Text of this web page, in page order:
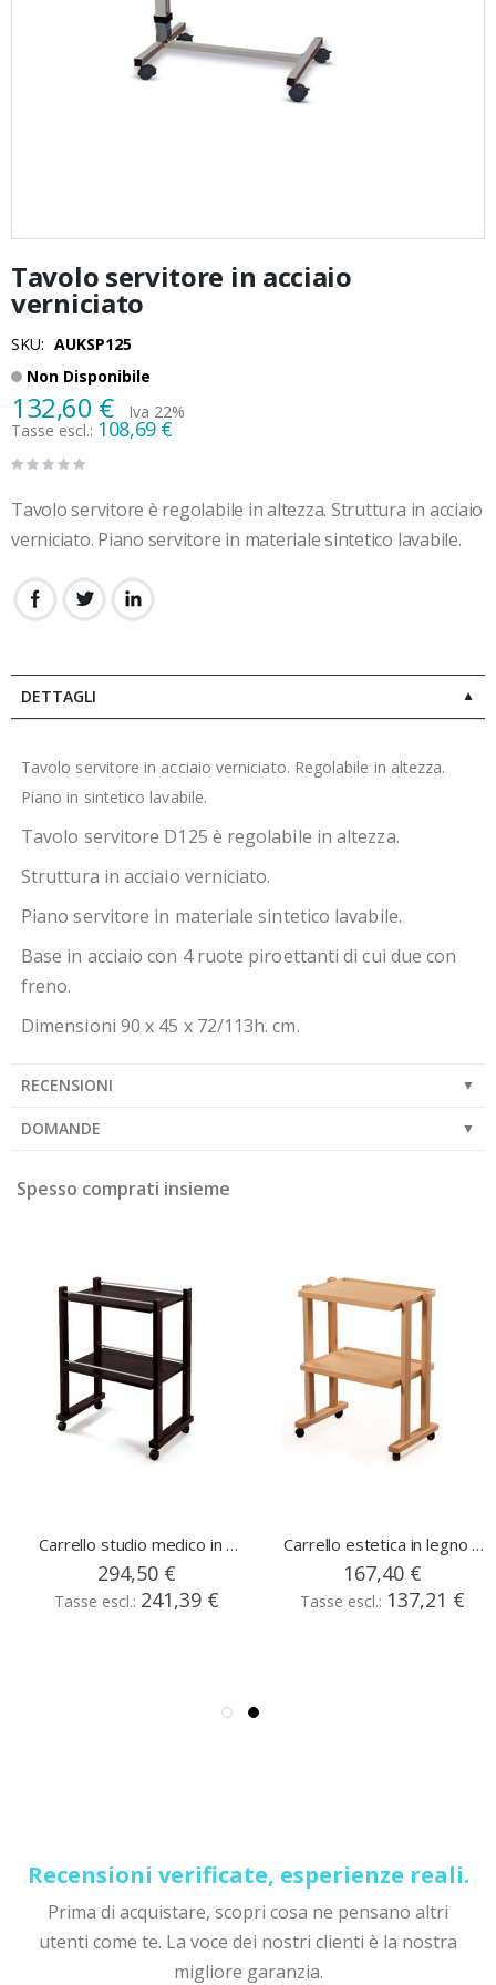
all'inizio
della
galleria
immagini
Tavolo servitore in acciaio
verniciato
SKU
AUKSP125
Non Disponibile
132,60 € Iva 22%
108,69 €
Tavolo servitore è regolabile in altezza. Struttura in acciaio
verniciato. Piano servitore in materiale sintetico lavabile.
DETTAGLI
Tavolo servitore in acciaio verniciato. Regolabile in altezza.
Piano in sintetico lavabile.
Tavolo servitore D125 è regolabile in altezza.
Struttura in acciaio verniciato.
Piano servitore in materiale sintetico lavabile.
Base in acciaio con 4 ruote piroettanti di cui due con
freno.
Dimensioni 90 x 45 x 72/113h. cm.
RECENSIONI
DOMANDE
Spesso comprati insieme
a due ripiani con ruote
Carrello studio medico in legno tinto wengè due ripiani con
294,50 €
241,39 €
Carrello estetica in legno
167,40 €
137,21 €
Recensioni verificate, esperienze reali.
Prima di acquistare, scopri cosa ne pensano altri
utenti come te. La voce dei nostri clienti è la nostra
migliore garanzia.